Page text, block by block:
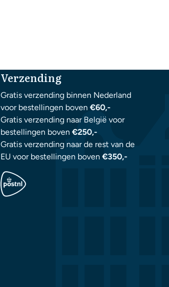
Verzending
Gratis verzending binnen Nederland
voor bestellingen boven€60,-
Gratis verzending naar België voor
bestellingen boven€250,-
Gratis verzending naar de rest van de
EU voor bestellingen boven€350,-